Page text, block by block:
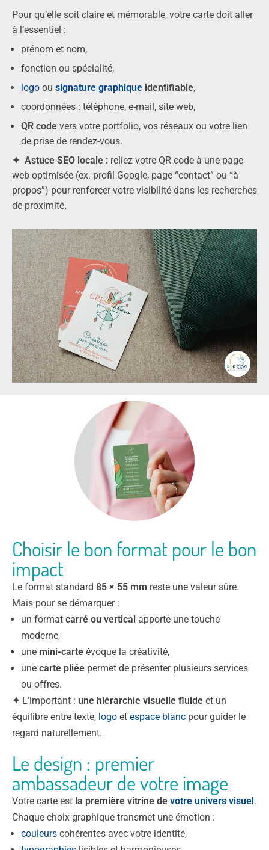
Pour qu’elle soit claire et mémorable, votre carte doit aller
à l’essentiel :
prénom et nom,
fonction ou spécialité,
logo ou signature graphique identifiable,
coordonnées : téléphone, e-mail, site web,
QR code vers votre portfolio, vos réseaux ou votre lien
de prise de rendez-vous.
✦ Astuce SEO locale : reliez votre QR code à une page
web optimisée (ex. profil Google, page “contact” ou “à
propos”) pour renforcer votre visibilité dans les recherches
de proximité.
Choisir le bon format pour le bon
impact
Le format standard 85 × 55 mm reste une valeur sûre.
Mais pour se démarquer :
un format carré ou vertical apporte une touche
moderne,
une mini-carte évoque la créativité,
une carte pliée permet de présenter plusieurs services
ou offres.
✦ L’important : une hiérarchie visuelle fluide et un
équilibre entre texte, logo et espace blanc pour guider le
regard naturellement.
Le design : premier
ambassadeur de votre image
Votre carte est la première vitrine de votre univers visuel.
Chaque choix graphique transmet une émotion :
couleurs cohérentes avec votre identité,